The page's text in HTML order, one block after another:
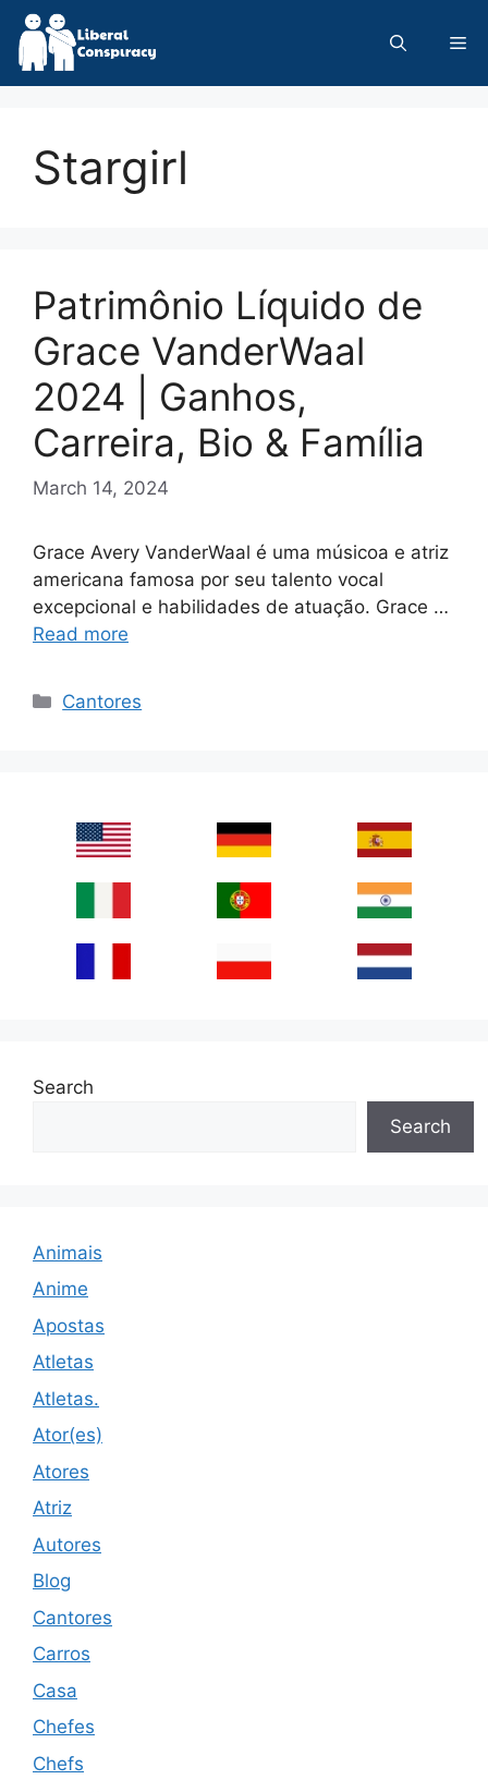
Skip
content
Stargirl
Patrimônio Líquido de
Grace VanderWaal
2024 | Ganhos,
Carreira, Bio & Família
March 14, 2024
Grace Avery VanderWaal é uma músicoa e atriz
americana famosa por seu talento vocal
excepcional e habilidades de atuação. Grace …
Read more
Categories
Cantores
Search
Search
Animais
Anime
Apostas
Atletas
Atletas.
Ator(es)
Atores
Atriz
Autores
Blog
Cantores
Carros
Casa
Chefes
Chefs